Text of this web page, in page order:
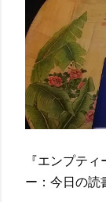
『エンプテ
ー：今日の読